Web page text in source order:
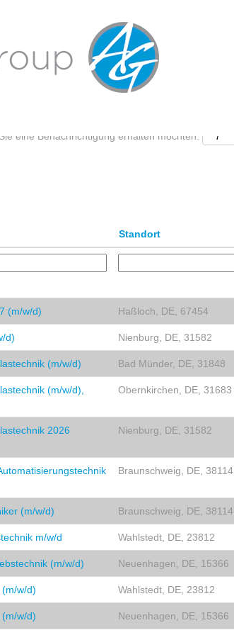
Nach Standort suchen
eine Benachrichtigung erhalten möchten:
Standort
(m/w/d) Haßloch, DE, 67454
d) Nienburg, DE, 31582
(m/w/d) Bad Münder, DE, 31848
(m/w/d),
Obernkirchen, DE, 31683
2026
Nienburg, DE, 31582
Braunschweig, DE, 38114
(m/w/d) Braunschweig, DE, 38114
m/w/d Wahlstedt, DE, 23812
(m/w/d) Neuenhagen, DE, 15366
w/d) Wahlstedt, DE, 23812
w/d) Neuenhagen, DE, 15366